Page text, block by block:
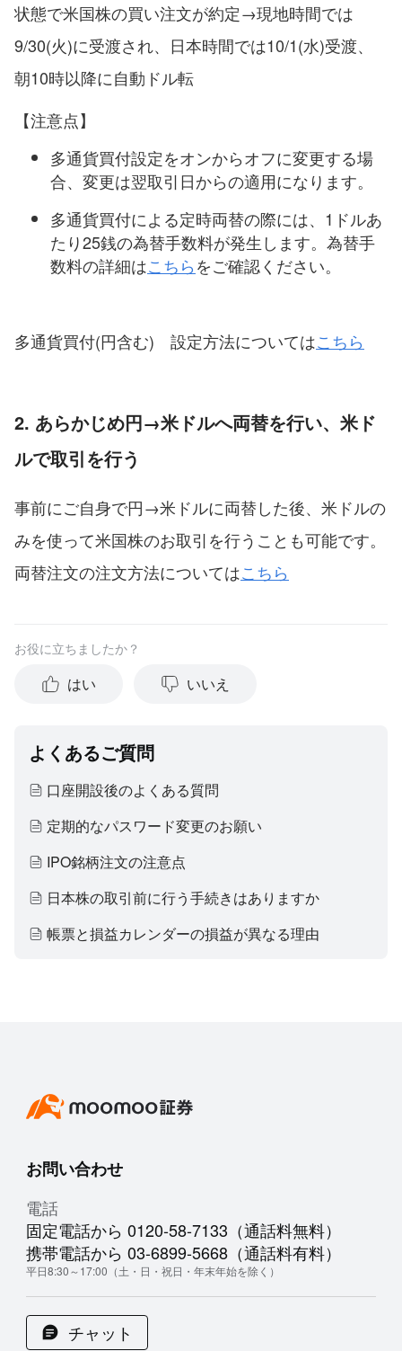
状態で米国株の買い注文が約定→現地時間では
9/30(火)に受渡され、日本時間では10/1(水)受渡、
朝10時以降に自動ドル転
【注意点】
多通貨買付設定をオンからオフに変更する場
合、変更は翌取引日からの適用になります。
多通貨買付による定時両替の際には、1ドルあ
たり25銭の為替手数料が発生します。為替手
数料の詳細はこちらをご確認ください。
多通貨買付(円含む) 設定方法についてはこちら
2. あらかじめ円→米ドルへ両替を行い、米ド
ルで取引を行う
事前にご自身で円→米ドルに両替した後、米ドルの
みを使って米国株のお取引を行うことも可能です。
両替注文の注文方法についてはこちら
お役に立ちましたか？
はい いいえ
よくあるご質問
口座開設後のよくある質問
定期的なパスワード変更のお願い
IPO銘柄注文の注意点
日本株の取引前に行う手続きはありますか
帳票と損益カレンダーの損益が異なる理由
お問い合わせ
電話
固定電話から 0120-58-7133（通話料無料）
携帯電話から 03-6899-5668（通話料有料）
平日8:30～17:00（土・日・祝日・年末年始を除く）
チャット